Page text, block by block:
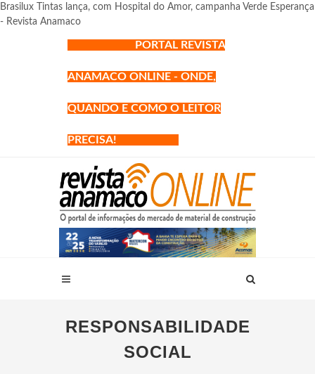
Brasilux Tintas lança, com Hospital do Amor, campanha Verde Esperança
- Revista Anamaco
PORTAL REVISTA
ANAMACO ONLINE - ONDE,
QUANDO E COMO O LEITOR
PRECISA!
RESPONSABILIDADE
SOCIAL